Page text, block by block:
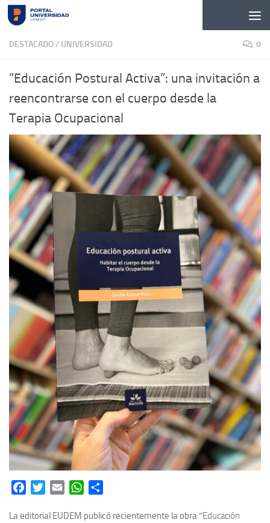
Skip to content
DESTACADO/ UNIVERSIDAD 0
“Educación Postural Activa”: una invitación a
reencontrarse con el cuerpo desde la
Terapia Ocupacional
FacebookTwitterEmail WhatsApp
La editorial EUDEM publicó recientemente la obra “Educación